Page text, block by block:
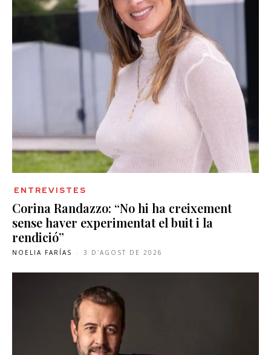
ENTREVISTES
Corina Randazzo: “No hi ha creixement
sense haver experimentat el buit i la
rendició”
NOELIA FARÍAS - 3 D'AGOST DE 2026